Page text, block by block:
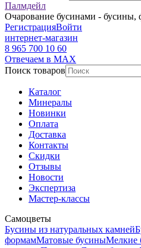
Палмдейл
Очарование бусинами - бусины,
РегистрацияВойти
интернет-магазин
8 965 700 10 60
Отвечаем в MAX
Поиск товаров
Каталог
Минералы
Новинки
Оплата
Доставка
Контакты
Скидки
Отзывы
Новости
Экспертиза
Мастер-классы
Самоцветы
Бусины из натуральных камней
формамМатовые бусиныМелкие